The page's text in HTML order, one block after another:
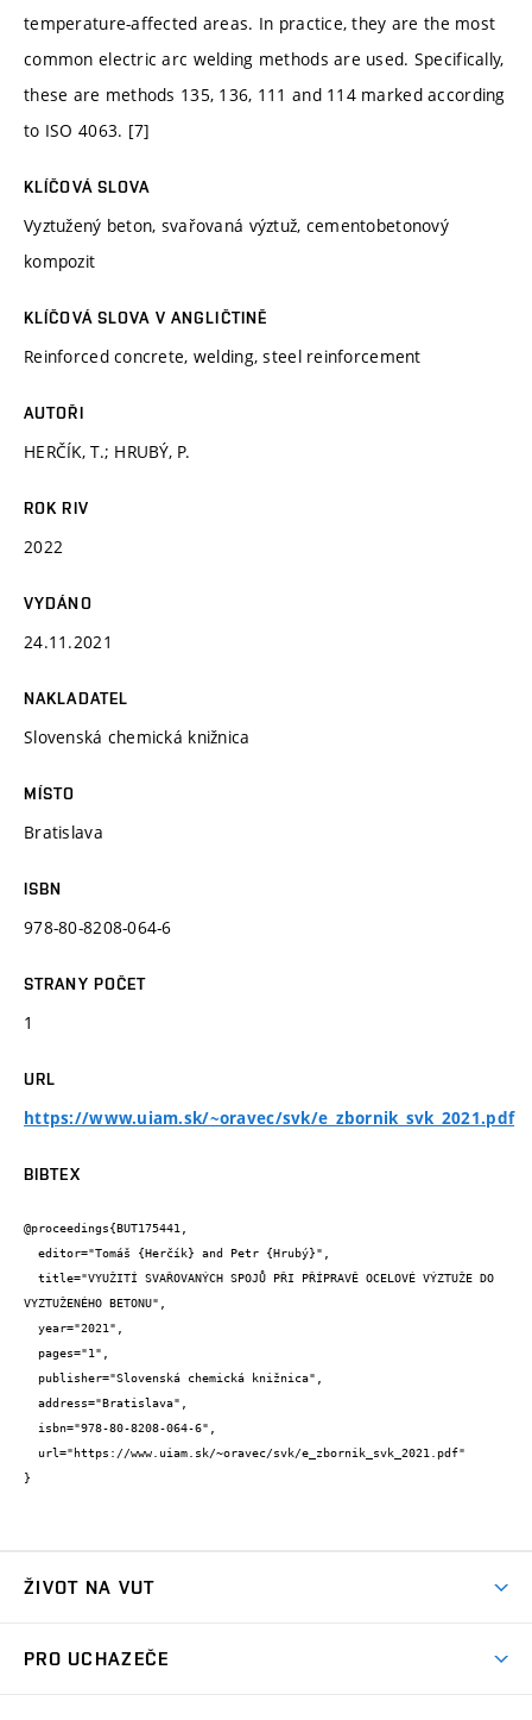
temperature-affected areas. In practice, they are the most
common electric arc welding methods are used. Specifically,
these are methods 135, 136, 111 and 114 marked according
to ISO 4063. [7]
KLÍČOVÁ SLOVA
Vyztužený beton, svařovaná výztuž, cementobetonový
kompozit
KLÍČOVÁ SLOVA V ANGLIČTINĚ
Reinforced concrete, welding, steel reinforcement
AUTOŘI
HERČÍK, T.; HRUBÝ, P.
ROK RIV
2022
VYDÁNO
24.11.2021
NAKLADATEL
Slovenská chemická knižnica
MÍSTO
Bratislava
ISBN
978-80-8208-064-6
STRANY POČET
1
URL
https://www.uiam.sk/~oravec/svk/e_zbornik_svk_2021.pdf
BIBTEX
@proceedings{BUT175441,
VYZTUŽENÉHO BETONU",
}
ŽIVOT NA VUT
PRO UCHAZEČE